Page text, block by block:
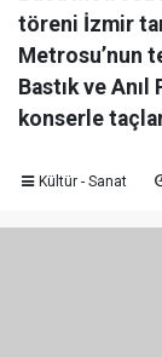
töreni İzmir
Metrosu’nun
Bastık ve
konserle
Kültür - Sanat